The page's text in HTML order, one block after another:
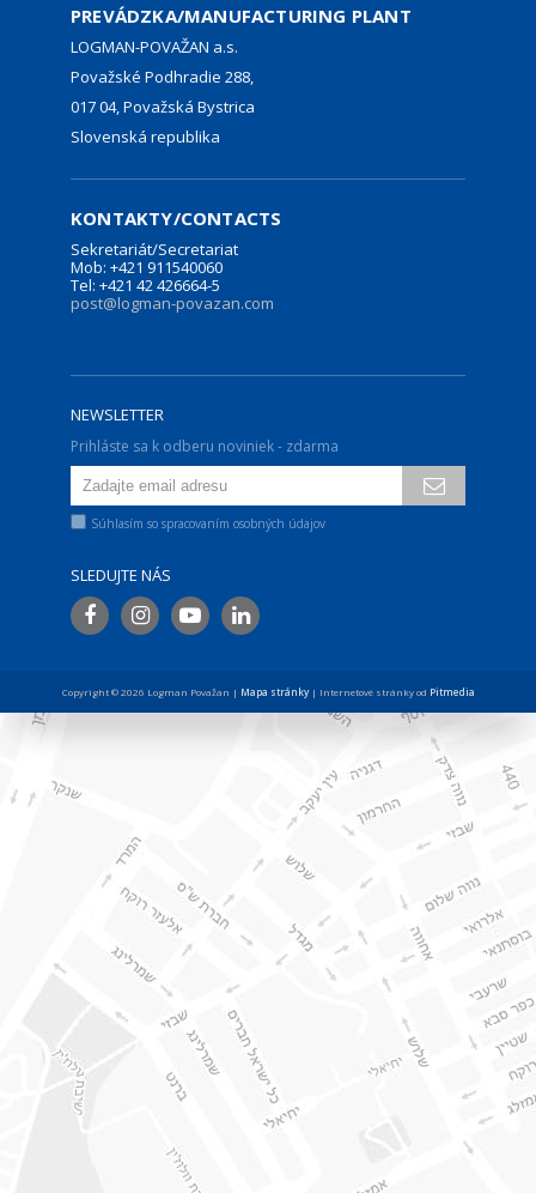
PREVÁDZKA/MANUFACTURING PLANT
LOGMAN-POVAŽAN a.s.
Považské Podhradie 288,
017 04, Považská Bystrica
Slovenská republika
KONTAKTY/CONTACTS
Sekretariát/Secretariat
Mob: +421 911540060
Tel: +421 42 426664-5
post@logman-povazan.com
NEWSLETTER
Prihláste sa k odberu noviniek - zdarma
Súhlasím so spracovaním osobných údajov
SLEDUJTE NÁS
Copyright © 2026 Logman Považan | Mapa stránky| Internetové stránky od Pitmedia